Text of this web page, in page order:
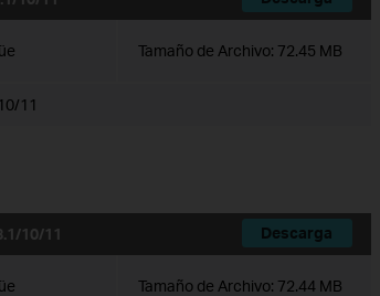
Tamaño de Archivo: 72.45 MB
11
10/11 Descarga
Tamaño de Archivo: 72.44 MB